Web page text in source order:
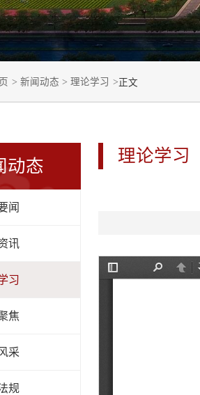
> 新闻动态 > 理论学习 > 正文
动态
闻
讯
习
焦
采
规
理论学习